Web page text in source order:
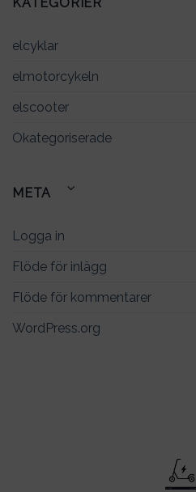
elcyklar
elmotorcykeln
elscooter
Okategoriserade
META
Logga in
Flöde för inlägg
Flöde för kommentarer
WordPress.org